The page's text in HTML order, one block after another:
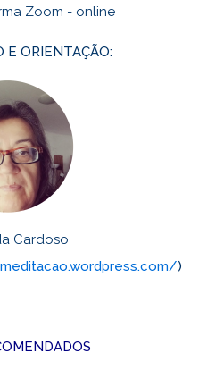
Zoom - online
E ORIENTAÇÃO:
Cardoso
)